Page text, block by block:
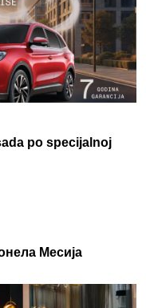
po specijalnoj
Месија